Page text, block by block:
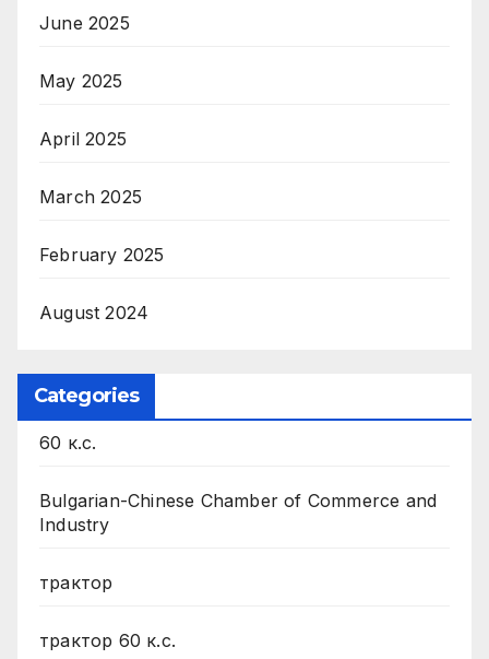
June 2025
May 2025
April 2025
March 2025
February 2025
August 2024
Categories
60 к.с.
Bulgarian-Chinese Chamber of Commerce and
Industry
трактор
трактор 60 к.с.